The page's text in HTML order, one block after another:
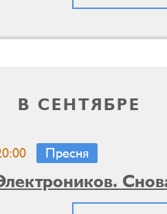
В СЕНТЯБРЕ
Пресня